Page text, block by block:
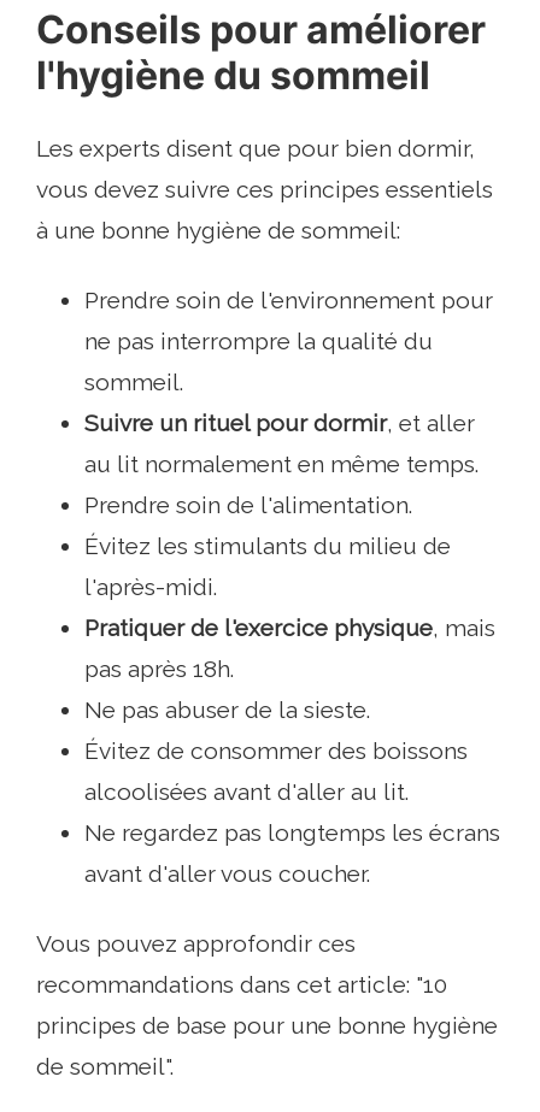
Conseils pour améliorer
l'hygiène du sommeil
Les experts disent que pour bien dormir,
vous devez suivre ces principes essentiels
à une bonne hygiène de sommeil:
Prendre soin de l'environnement pour
ne pas interrompre la qualité du
sommeil.
Suivre un rituel pour dormir, et aller
au lit normalement en même temps.
Prendre soin de l'alimentation.
Évitez les stimulants du milieu de
l'après-midi.
Pratiquer de l'exercice physique, mais
pas après 18h.
Ne pas abuser de la sieste.
Évitez de consommer des boissons
alcoolisées avant d'aller au lit.
Ne regardez pas longtemps les écrans
avant d'aller vous coucher.
Vous pouvez approfondir ces
recommandations dans cet article: "10
principes de base pour une bonne hygiène
de sommeil".